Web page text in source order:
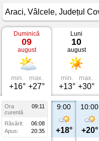
Vremea
Araci
Vâlcele,
Județul
Covasna
Duminică
09
august
min.
+16°
max.
+27°
Luni
10
august
min.
+13°
max.
+30°
Ora
09:11
curentă
Răsărit:
06:08
Apus:
20:35
9:00
+18°
10:00
+20°